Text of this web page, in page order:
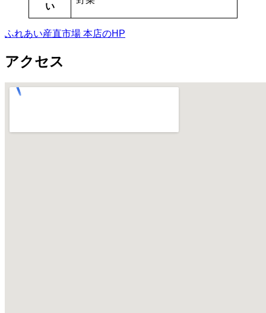
い
ふれあい産直市場 本店のHP
アクセス